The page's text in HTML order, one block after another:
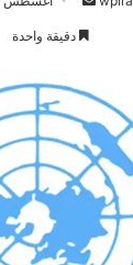
بريدا
دقيقة واحدة